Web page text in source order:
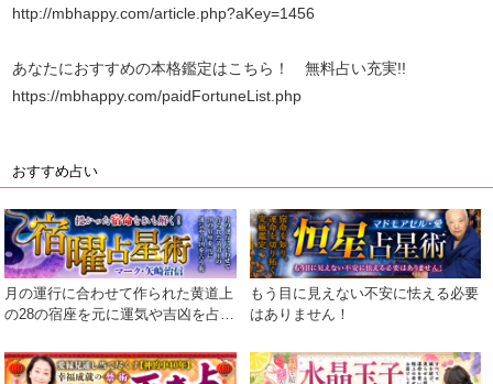
http://mbhappy.com/article.php?aKey=1456
あなたにおすすめの本格鑑定はこちら！ 無料占い充実!!
https://mbhappy.com/paidFortuneList.php
おすすめ占い
月の運行に合わせて作られた黄道上
の28の宿座を元に運気や吉凶を占う
もう目に見えない不安に怯える必要
はありません！